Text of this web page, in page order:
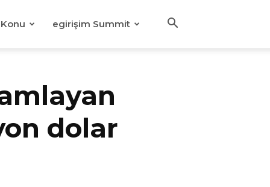
Konu egirişim Summit
dolar